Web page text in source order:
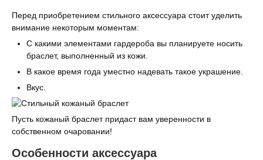
Перед приобретением стильного аксессуара стоит уделить
внимание некоторым моментам:
С какими элементами гардероба вы планируете носить
браслет, выполненный из кожи.
В какое время года уместно надевать такое украшение.
Вкус.
Пусть кожаный браслет придаст вам уверенности в
собственном очаровании!
Особенности аксессуара